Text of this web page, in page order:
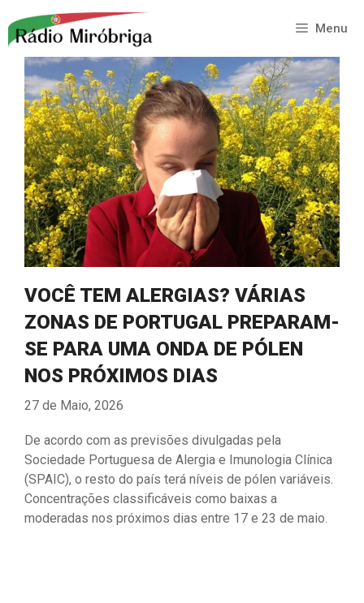
para
conteúdo
Menu
VOCÊ TEM ALERGIAS? VÁRIAS
ZONAS DE PORTUGAL PREPARAM-
SE PARA UMA ONDA DE PÓLEN
NOS PRÓXIMOS DIAS
27 de Maio, 2026
De acordo com as previsões divulgadas pela
Sociedade Portuguesa de Alergia e Imunologia Clínica
(SPAIC), o resto do país terá níveis de pólen variáveis.
Concentrações classificáveis ​​como baixas a
moderadas nos próximos dias entre 17 e 23 de maio.